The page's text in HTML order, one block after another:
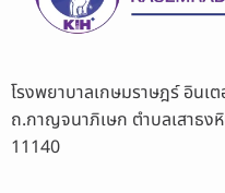
โรงพยาบาลเกษมราษฎร์ อินเ
ถ.กาญจนาภิเษก ตำบลเสาธ
11140